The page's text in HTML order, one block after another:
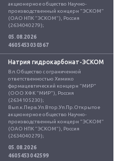
акционерное общество Научно-
производственный концерн "ЭСКОМ"
(ОАО НПК "ЭСКОМ"), Россия
(2634040279);
05.08.2026
4605453030367
Натрия гидрокарбонат-ЭСКОМ
Вл.Общество с ограниченной
ответственностью Химико
фармацевтический концерн "МИР"
(ООО ХФК "МИР"), Россия
(2634105230);
Вып.к.Перв.Уп.Втор.Уп.Пр.Открытое
акционерное общество Научно-
производственный концерн "ЭСКОМ"
(ОАО НПК "ЭСКОМ"), Россия
(2634040279);
05.08.2026
4605453042599